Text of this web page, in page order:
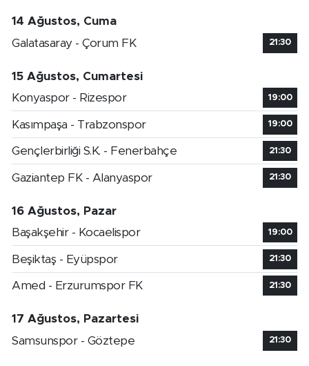
14 Ağustos, Cuma
Galatasaray - Çorum FK
21:30
15 Ağustos, Cumartesi
Konyaspor - Rizespor
19:00
Kasımpaşa - Trabzonspor 19:00
Gençlerbirliği S.K. - Fenerbahçe 21:30
Gaziantep FK - Alanyaspor 21:30
16 Ağustos, Pazar
Başakşehir - Kocaelispor
19:00
Beşiktaş - Eyüpspor 21:30
Amed - Erzurumspor FK 21:30
17 Ağustos, Pazartesi
Samsunspor - Göztepe
21:30